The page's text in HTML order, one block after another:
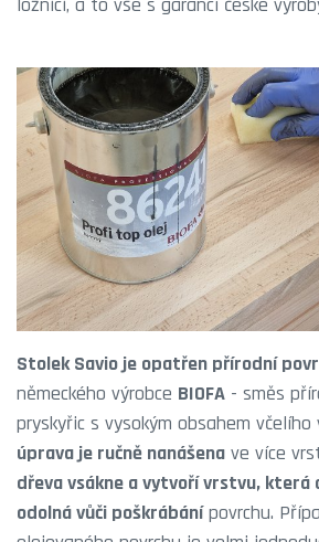
Stolek Savio je opatřen přírodní
německého výrobce BIOFA - směs
pryskyřic s vysokým obsahem včelího
úprava je ručně nanášena ve více
dřeva vsákne a vytvoří vrstvu, která
odolná vůči poškrábánípovrchu.